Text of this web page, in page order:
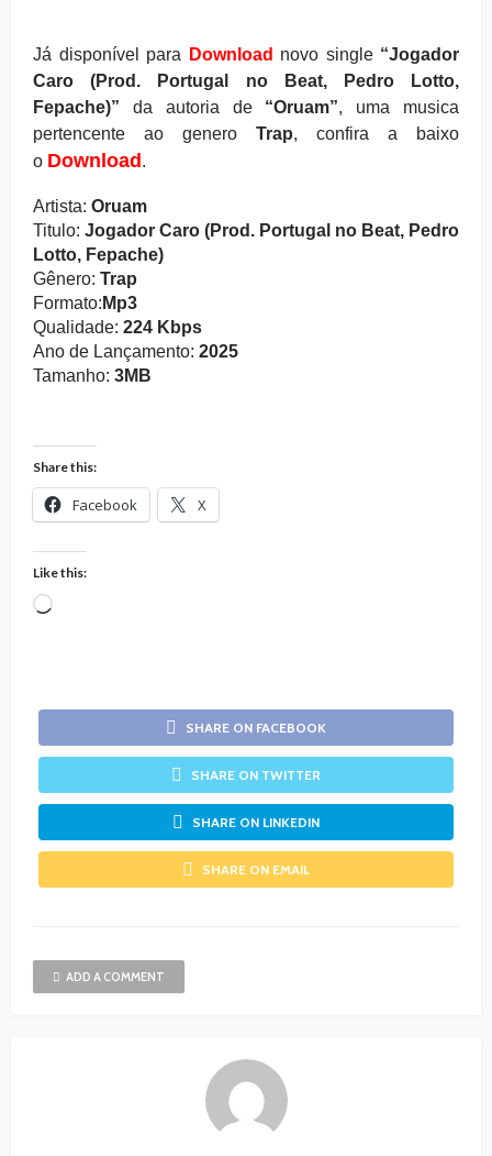
Já disponível para Download novo single“Jogador
Caro (Prod. Portugal no Beat, Pedro Lotto,
Fepache)” da autoria de “Oruam”, uma musica
pertencente ao genero
Trap, confira a baixo
o Download.
Artista: Oruam
Titulo: Jogador Caro (Prod. Portugal no Beat, Pedro
Lotto, Fepache)
Gênero: Trap
Formato: Mp3
Qualidade: 224 Kbps
Ano de Lançamento: 2025
Tamanho: 3MB
Share this:
Facebook X
Like this:
Loading…
SHARE ON FACEBOOK
SHARE ON TWITTER
SHARE ON LINKEDIN
SHARE ON EMAIL
ADD A COMMENT